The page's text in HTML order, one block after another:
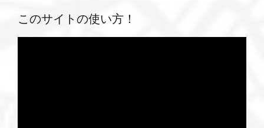
このサイトの使い方！